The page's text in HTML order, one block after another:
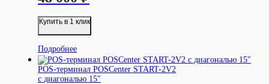
Купить в 1 клик
Подробнее
POS-терминал POSCenter START-2V2
с диагональю 15″